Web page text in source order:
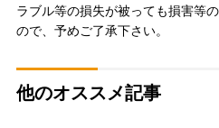
ラブル等の損失が被っても損害等
ので、予めご了承下さい。
他のオススメ記事